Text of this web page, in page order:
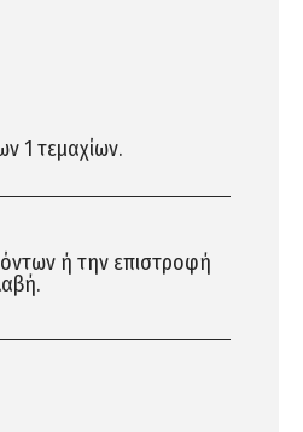
1 τεμαχίων.
ή την επιστροφή